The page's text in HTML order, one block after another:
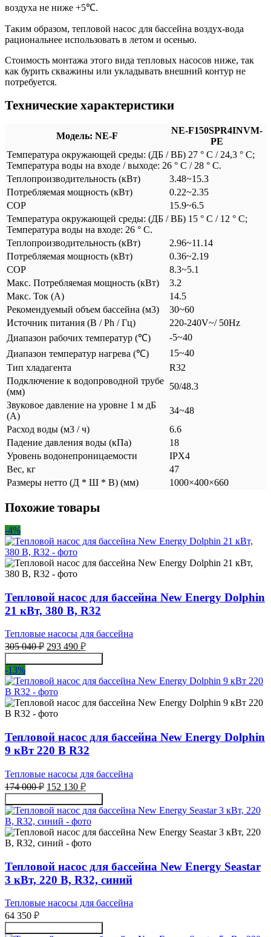
воздуха не ниже +5℃.
Таким образом, тепловой насос для бассейна воздух-вода
рациональнее использовать в летом и осенью.
Стоимость монтажа этого вида тепловых насосов ниже, так
как бурить скважины или укладывать внешний контур не
потребуется.
Технические характеристики
Модель: NE-F
NE-F150SPR4INVM-
PE
Температура окружающей среды: (ДБ / ВБ) 27 ° C / 24,3 ° C;
Температура воды на входе / выходе: 26 ° C / 28 ° C.
Теплопроизводительность (кВт)
3.48~15.3
Потребляемая мощность (кВт)
0.22~2.35
COP
15.9~6.5
Температура окружающей среды: (ДБ / ВБ) 15 ° C / 12 ° C;
Температура воды на входе: 26 ° C.
Теплопроизводительность (кВт)
2.96~11.14
Потребляемая мощность (кВт)
0.36~2.19
COP
8.3~5.1
Mакс. Потребляемая мощность (кВт)
3.2
Mакс. Ток (А)
14.5
Рекомендуемый объем бассейна (м3)
30~60
Источник питания (В / Ph / Гц)
220-240V~/ 50Hz
Диапазон рабочих температур (℃)
-5~40
Диапазон температур нагрева (℃)
15~40
Тип хладагента
R32
Подключение к водопроводной трубе
(мм)
50/48.3
Звуковое давление на уровне 1 м дБ
(А)
34~48
Расход воды (м3 / ч)
6.6
Падение давления воды (кПа)
18
Уровень водонепроницаемости
IPX4
Вес, кг
47
Размеры нетто (Д * Ш * В) (мм)
1000×400×660
Похожие товары
-4%
Тепловой насос для бассейна New Energy Dolphin
21 кВт, 380 В, R32
Тепловые насосы для бассейна
305 040₽ Первоначальная
цена
составляла
305
040 ₽.
293 490 ₽Текущая
цена:
293
490 ₽.
-13%
Тепловой насос для бассейна New Energy Dolphin
9 кВт 220 В R32
Тепловые насосы для бассейна
174 000₽ Первоначальная
цена
составляла
174
000 ₽.
152 130 ₽Текущая
цена:
152
130 ₽.
Тепловой насос для бассейна New Energy Seastar
3 кВт, 220 В, R32, синий
Тепловые насосы для бассейна
64 350 ₽